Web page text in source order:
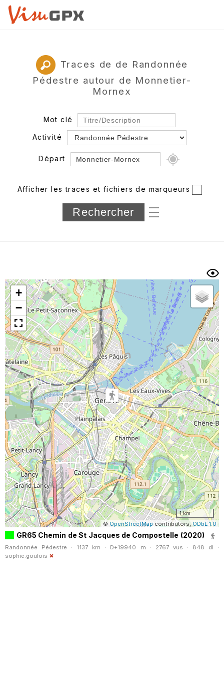
Traces de de Randonnée
Pédestre autour de Monnetier-
Mornex
Mot clé
Activité
Départ
Département
Longueur min/max
Trier par
Horodatage Photos
Afficher les traces et fichiers de marqueurs
+
−
1 km
© OpenStreetMap contributors, ODbL 1.0
GR65 Chemin de St Jacques de Compostelle (2020)
Randonnée Pédestre · 1137 km · D+19940 m · 2767 vus · 848 dl ·
sophie.goulois